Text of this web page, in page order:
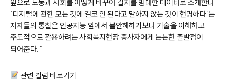
앞으로 노동과 사회를 어떻게 바꾸어 갈지를 방대한 데이터로 소개한다.
‘디지털에 관한 모든 것에 결코 안 된다고 말하지 않는 것이 현명하다’는
저자들의 통찰은 인공지능 앞에서 불안해하기보다 기술을 이해하고
주도적으로 활용하려는 사회복지현장 종사자에게 든든한 출발점이
되어준다. ”
관련 칼럼 바로가기